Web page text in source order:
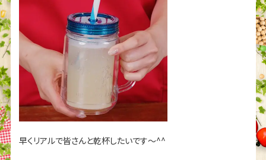
早くリアルで皆さんと乾杯したいです～^^